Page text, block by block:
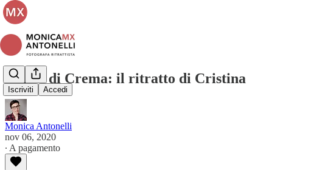
Iscriviti Accedi
Donne di Crema: il ritratto di Cristina
Monica Antonelli
nov 06, 2020
∙ A pagamento